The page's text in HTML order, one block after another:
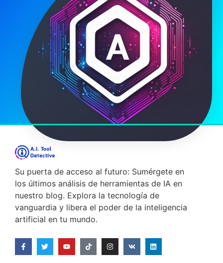
Su puerta de acceso al futuro: Sumérgete en
los últimos análisis de herramientas de IA en
nuestro blog. Explora la tecnología de
vanguardia y libera el poder de la inteligencia
artificial en tu mundo.